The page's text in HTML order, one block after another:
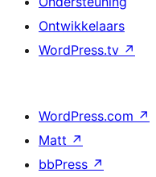
Ontwikkelaars
WordPress.tv ↗
WordPress.com ↗
Matt ↗
bbPress ↗